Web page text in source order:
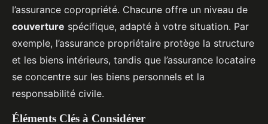
l’assurance copropriété. Chacune offre un niveau de
couverture spécifique, adapté à votre situation. Par
exemple, l’assurance propriétaire protège la structure
et les biens intérieurs, tandis que l’assurance locataire
se concentre sur les biens personnels et la
responsabilité civile.
Éléments Clés à Considérer